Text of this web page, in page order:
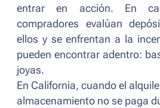
entrar en acción. En
compradores evalúan
ellos y se enfrentan a la
pueden encontrar adentro:
joyas.
En California, cuando el
almacenamiento no se paga